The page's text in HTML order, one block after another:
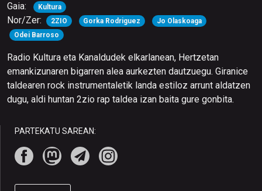
Gaia: Kultura
Nor/Zer: 2ZIO Gorka Rodriguez
Jo Olaskoaga
Odei Barroso
Radio Kultura eta Kanaldudek elkarlanean, Hertzetan
emankizunaren bigarren alea aurkezten dautzuegu. Giranice
taldearen rock instrumentaletik landa estiloz arrunt aldatzen
dugu, aldi huntan 2zio rap taldea izan baita gure gonbita.
PARTEKATU SAREAN: